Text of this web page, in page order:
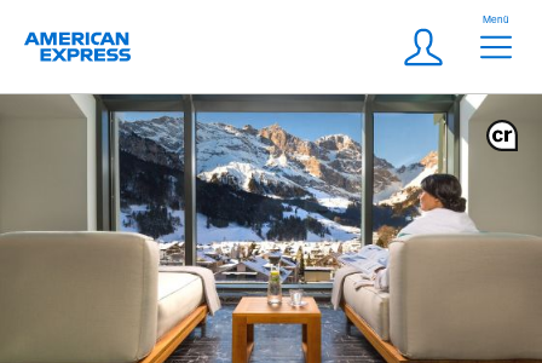
Logo
Meta
Login
Menü